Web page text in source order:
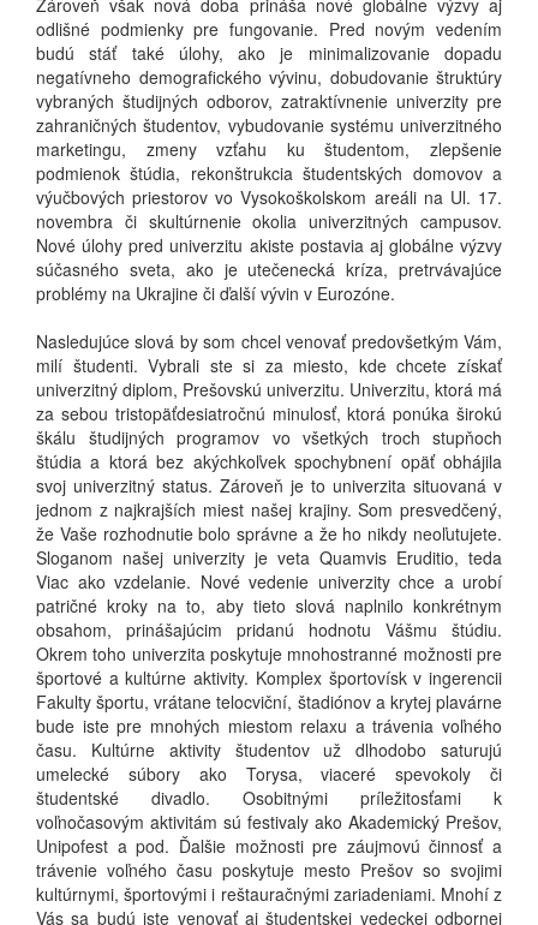
Zároveň však nová doba prináša nové globálne výzvy aj
odlišné podmienky pre fungovanie. Pred novým vedením
budú stáť také úlohy, ako je minimalizovanie dopadu
negatívneho demografického vývinu, dobudovanie štruktúry
vybraných študijných odborov, zatraktívnenie univerzity pre
zahraničných študentov, vybudovanie systému univerzitného
marketingu, zmeny vzťahu ku študentom, zlepšenie
podmienok štúdia, rekonštrukcia študentských domovov a
výučbových priestorov vo Vysokoškolskom areáli na Ul. 17.
novembra či skultúrnenie okolia univerzitných campusov.
Nové úlohy pred univerzitu akiste postavia aj globálne výzvy
súčasného sveta, ako je utečenecká kríza, pretrvávajúce
problémy na Ukrajine či ďalší vývin v Eurozóne.
Nasledujúce slová by som chcel venovať predovšetkým Vám,
milí študenti. Vybrali ste si za miesto, kde chcete získať
univerzitný diplom, Prešovskú univerzitu. Univerzitu, ktorá má
za sebou tristopäťdesiatročnú minulosť, ktorá ponúka širokú
škálu študijných programov vo všetkých troch stupňoch
štúdia a ktorá bez akýchkoľvek spochybnení opäť obhájila
svoj univerzitný status. Zároveň je to univerzita situovaná v
jednom z najkrajších miest našej krajiny. Som presvedčený,
že Vaše rozhodnutie bolo správne a že ho nikdy neoľutujete.
Sloganom našej univerzity je veta Quamvis Eruditio, teda
Viac ako vzdelanie. Nové vedenie univerzity chce a urobí
patričné kroky na to, aby tieto slová naplnilo konkrétnym
obsahom, prinášajúcim pridanú hodnotu Vášmu štúdiu.
Okrem toho univerzita poskytuje mnohostranné možnosti pre
športové a kultúrne aktivity. Komplex športovísk v ingerencii
Fakulty športu, vrátane telocviční, štadiónov a krytej plavárne
bude iste pre mnohých miestom relaxu a trávenia voľného
času. Kultúrne aktivity študentov už dlhodobo saturujú
umelecké súbory ako Torysa, viaceré spevokoly či
študentské divadlo. Osobitnými príležitosťami k
voľnočasovým aktivitám sú festivaly ako Akademický Prešov,
Unipofest a pod. Ďalšie možnosti pre záujmovú činnosť a
trávenie voľného času poskytuje mesto Prešov so svojimi
kultúrnymi, športovými i reštauračnými zariadeniami. Mnohí z
Vás sa budú iste venovať aj študentskej vedeckej odbornej